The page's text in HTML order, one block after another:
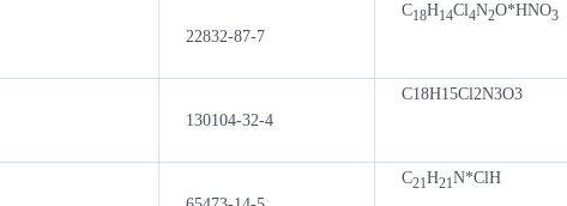
22832-87-7
C18H14Cl4N2O*HNO3
130104-32-4
C18H15Cl2N3O3
C21H21N*ClH